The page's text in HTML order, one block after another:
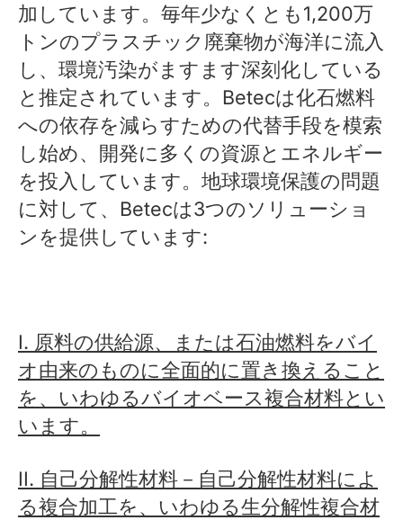
加しています。毎年少なくとも1,200万
トンのプラスチック廃棄物が海洋に流入
し、環境汚染がますます深刻化している
と推定されています。Betecは化石燃料
への依存を減らすための代替手段を模索
し始め、開発に多くの資源とエネルギー
を投入しています。地球環境保護の問題
に対して、Betecは3つのソリューショ
ンを提供しています:
I. 原料の供給源、または石油燃料をバイ
オ由来のものに全面的に置き換えること
を、いわゆるバイオベース複合材料とい
います。
II. 自己分解性材料－自己分解性材料によ
る複合加工を、いわゆる生分解性複合材